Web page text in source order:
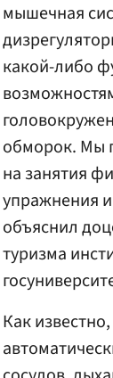
мышечная
какой-либо
обморок. Мы
на занятия
упражнения
объяснил
туризма
Как